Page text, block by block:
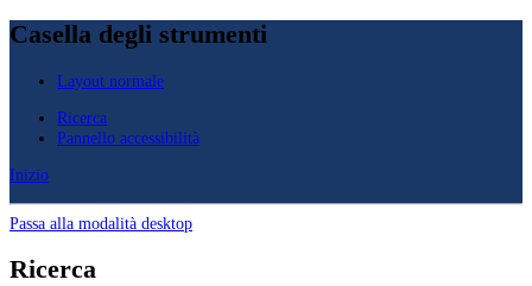
Casella degli strumenti
Layout normale
Ricerca
Pannello accessibilità
Inizio
Passa alla modalità desktop
Ricerca